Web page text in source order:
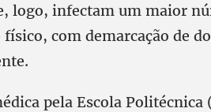
logo, infectam um maior
com demarcação de
pela Escola Politécnica